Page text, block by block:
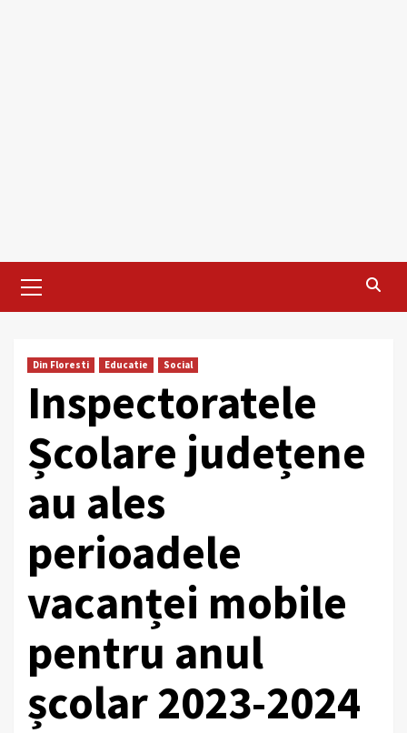
Menu
Din Floresti Educatie Social
Inspectoratele
Școlare județene
au ales
perioadele
vacanței mobile
pentru anul
școlar 2023-2024